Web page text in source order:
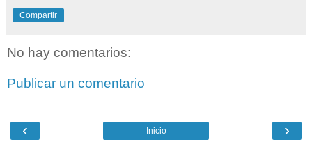
Compartir
No hay comentarios:
Publicar un comentario
‹ ›
Inicio